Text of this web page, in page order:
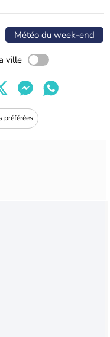
Météo du week-end
ville
préférées